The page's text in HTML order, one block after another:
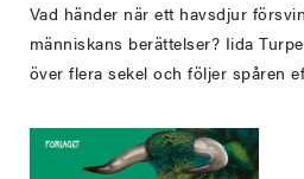
Vad händer när ett havsdjur
människans berättelser? Iida
över flera sekel och följer spåren